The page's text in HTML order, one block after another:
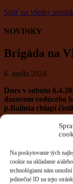
Na poskytovanie tých
cookie na ukladanie a/
technológiami nám
jedinečné ID na tejto
Späť na všetky
NOVINKY
Brigáda na
6. apríla 2024
Dnes v sobotu
dozorom vedúceho
p.Balinta chlapi
hlavne zbierali
Výbor MsO ďakuje